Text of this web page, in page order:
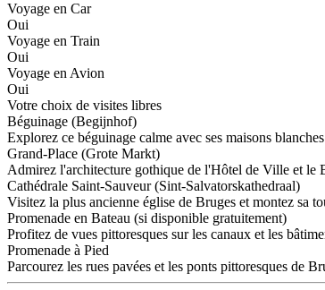
Voyage en Car
Oui
Voyage en Train
Oui
Voyage en Avion
Oui
Votre choix de visites libres
Béguinage (Begijnhof)
Explorez ce béguinage calme avec ses maisons
Grand-Place (Grote Markt)
Admirez l'architecture gothique de l'Hôtel de Ville et le
Cathédrale Saint-Sauveur (Sint-Salvatorskathedraal)
Visitez la plus ancienne église de Bruges et montez sa
Promenade en Bateau (si disponible gratuitement)
Profitez de vues pittoresques sur les canaux et les
Promenade à Pied
Parcourez les rues pavées et les ponts pittoresques de